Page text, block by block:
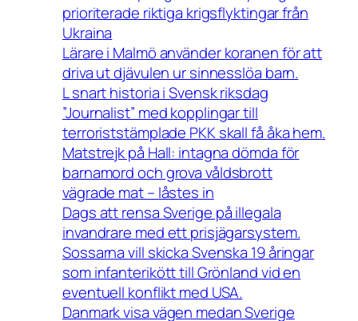
prioriterade riktiga krigsflyktingar från
Ukraina
Lärare i Malmö använder koranen för att
driva ut djävulen ur sinnesslöa barn.
L snart historia i Svensk riksdag
”Journalist” med kopplingar till
terroriststämplade PKK skall få åka hem.
Matstrejk på Hall: intagna dömda för
barnamord och grova våldsbrott
vägrade mat – låstes in
Dags att rensa Sverige på illegala
invandrare med ett prisjägarsystem.
Sossarna vill skicka Svenska 19 åringar
som infanterikött till Grönland vid en
eventuell konflikt med USA.
Danmark visa vägen medan Sverige